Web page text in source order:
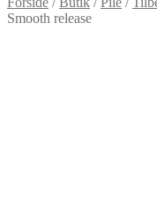
Smooth release